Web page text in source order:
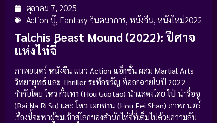
ตุลาคม 7, 2025
Action บู๊, Fantasy จินตนาการ, หนังจีน, หนังใหม่2022
Talchis Beast Mound (2022): ปีศาจ
แห่งไท่จี๋
ภาพยนตร์หนังจีน แนว Action แอ็กชั่น ผสม Martial Arts
วิทยายุทธ์และ Thriller ระทึกขวัญ ที่ออกฉายในปี 2022
กำกับโดย โหว กั๋วเทา (Hou Guotao) นำแสดงโดยไป่ น่ารื่อซู
(Bai Na Ri Su) และ โหว เผยซาน (Hou Pei Shan) ภาพยนตร์
เรื่องนี้จะพาผู้ชมเข้าสู่โลกของสำนักไท่จี๋ที่เต็มไปด้วยความลับ